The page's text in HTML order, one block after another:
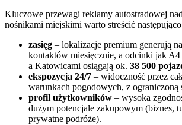
Kluczowe przewagi reklamy autostradowej
nośnikami miejskimi warto streścić
zasięg – lokalizacje premium generują
kontaktów miesięcznie, a odcinki jak A4
a Katowicami osiągają ok. 38 500
ekspozycja 24/7 – widoczność przez
warunkach pogodowych, z ograniczoną
profil użytkowników – wysoka
dużym potencjale zakupowym (biznes,
prywatne podróże).